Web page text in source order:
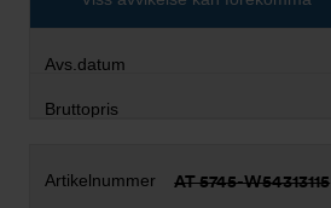
AT 5745-W54313115